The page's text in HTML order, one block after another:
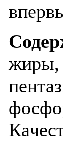
жиры,